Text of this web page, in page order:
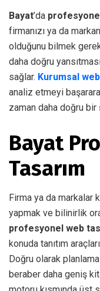
Bayat’da
firmanızı ya da
olduğunu bilmek
daha doğru
sağlar. Kurumsal
analiz etmeyi
zaman daha doğru bir
Bayat
Tasarım
Firma ya da markalar
yapmak ve bilinirlik
profesyonel web
konuda tanıtım
Doğru olarak
beraber daha geniş